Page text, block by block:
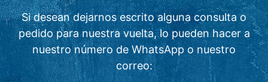
Si desean dejarnos escrito alguna consulta o
pedido para nuestra vuelta, lo pueden hacer a
nuestro número de WhatsApp o nuestro
correo: